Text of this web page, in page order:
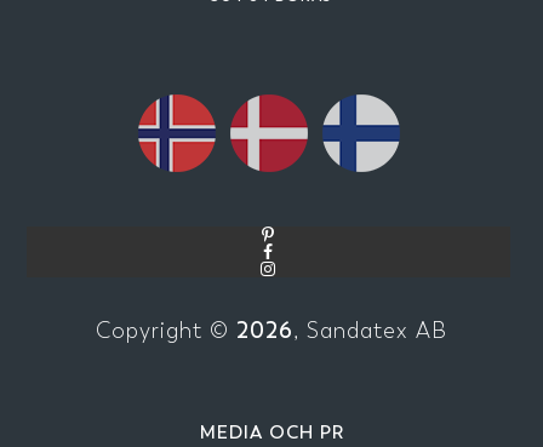
Copyright © 2026, Sandatex AB
MEDIA OCH PR